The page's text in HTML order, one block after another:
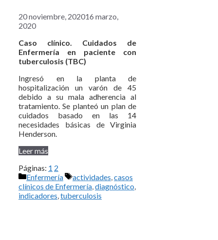
20 noviembre, 202016 marzo,
2020
Caso clínico. Cuidados de
Enfermería en paciente con
tuberculosis (TBC)
Ingresó en la planta de
hospitalización un varón de 45
debido a su mala adherencia al
tratamiento. Se planteó un plan de
cuidados basado en las 14
necesidades básicas de Virginia
Henderson.
Leer más
Páginas: 1 2
Categorías
Enfermería Etiquetas
actividades casos
clínicos de Enfermería diagnóstico
indicadores tuberculosis